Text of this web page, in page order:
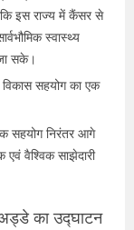
इस राज्य में कैंसर से
स्वास्थ्य
सके।
विकास सहयोग का एक
सहयोग निरंतर आगे
वैश्विक साझेदारी
अड्डे का उद्घाटन